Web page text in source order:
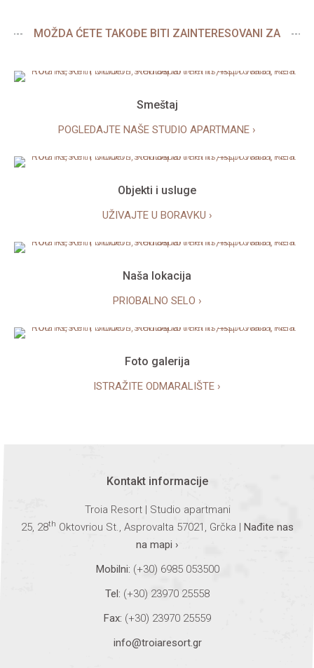
MOŽDA ĆETE TAKOĐE BITI ZAINTERESOVANI ZA
Smeštaj
POGLEDAJTE NAŠE STUDIO APARTMANE ›
Objekti i usluge
UŽIVAJTE U BORAVKU ›
Naša lokacija
PRIOBALNO SELO ›
Foto galerija
ISTRAŽITE ODMARALIŠTE ›
Kontakt informacije
Troia Resort | Studio apartmani
25, 28th Oktovriou St., Asprovalta 57021, Grčka | Nađite nas
na mapi ›
Mobilni: (+30) 6985 053500
Tel: (+30) 23970 25558
Fax: (+30) 23970 25559
info@troiaresort.gr